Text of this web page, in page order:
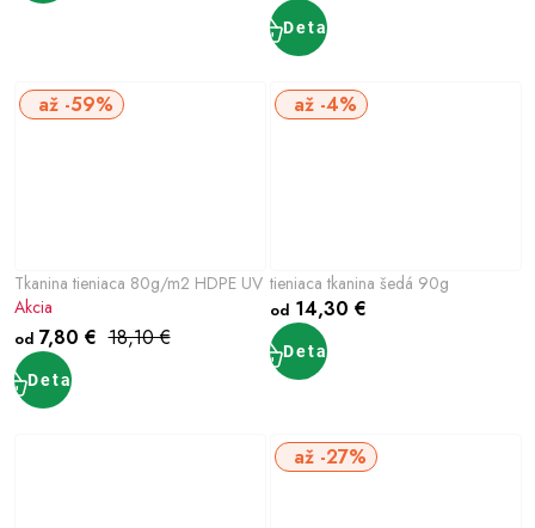
Detail
Tkanina tieniaca 80g/m2 HDPE UV
až -59%
od7,80 € 18,10 €
Detail
Akcia
tieniaca tkanina šedá 90g
až -4%
od14,30 €
Detail
až -27%